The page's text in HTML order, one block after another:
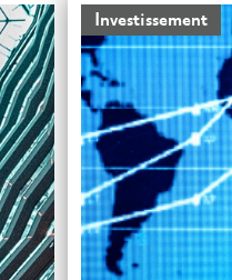
Investissement